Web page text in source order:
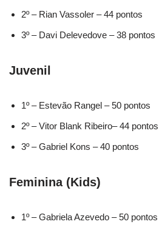
2º – Rian Vassoler – 44 pontos
3º – Davi Delevedove – 38 pontos
Juvenil
1º – Estevão Rangel – 50 pontos
2º – Vitor Blank Ribeiro– 44 pontos
3º – Gabriel Kons – 40 pontos
Feminina (Kids)
1º – Gabriela Azevedo – 50 pontos